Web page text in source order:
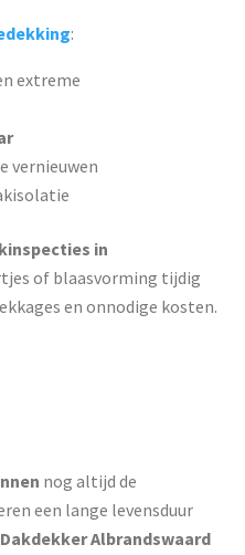
:
extreme
vernieuwen
in
of blaasvorming tijdig
en onnodige kosten.
nog altijd de
een lange levensduur
Dakdekker Albrandswaard